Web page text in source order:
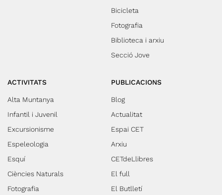
Bicicleta
Fotografia
Biblioteca i arxiu
Secció Jove
ACTIVITATS
Alta Muntanya
Infantil i Juvenil
Excursionisme
Espeleologia
Esquí
Ciències Naturals
Fotografia
PUBLICACIONS
Blog
Actualitat
Espai CET
Arxiu
CETdeLlibres
El full
El Butlletí